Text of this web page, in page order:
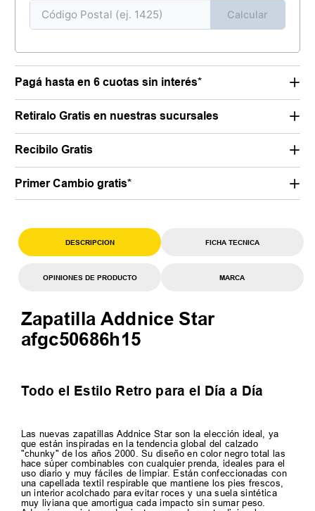
Calcular
Pagá hasta en 6 cuotas sin interés*
Retiralo Gratis en nuestras sucursales
Recibilo Gratis
Primer Cambio gratis*
DESCRIPCION FICHA TECNICA
OPINIONES DE PRODUCTO MARCA
Zapatilla Addnice Star
afgc50686h15
Todo el Estilo Retro para el Día a Día
Las nuevas zapatillas Addnice Star son la elección ideal, ya
que están inspiradas en la tendencia global del calzado
"chunky" de los años 2000. Su diseño en color negro total las
hace súper combinables con cualquier prenda, ideales para el
uso diario y muy fáciles de limpiar. Están confeccionadas con
una capellada textil respirable que mantiene los pies frescos,
un interior acolchado para evitar roces y una suela sintética
muy liviana que amortigua cada impacto sin sumar peso.